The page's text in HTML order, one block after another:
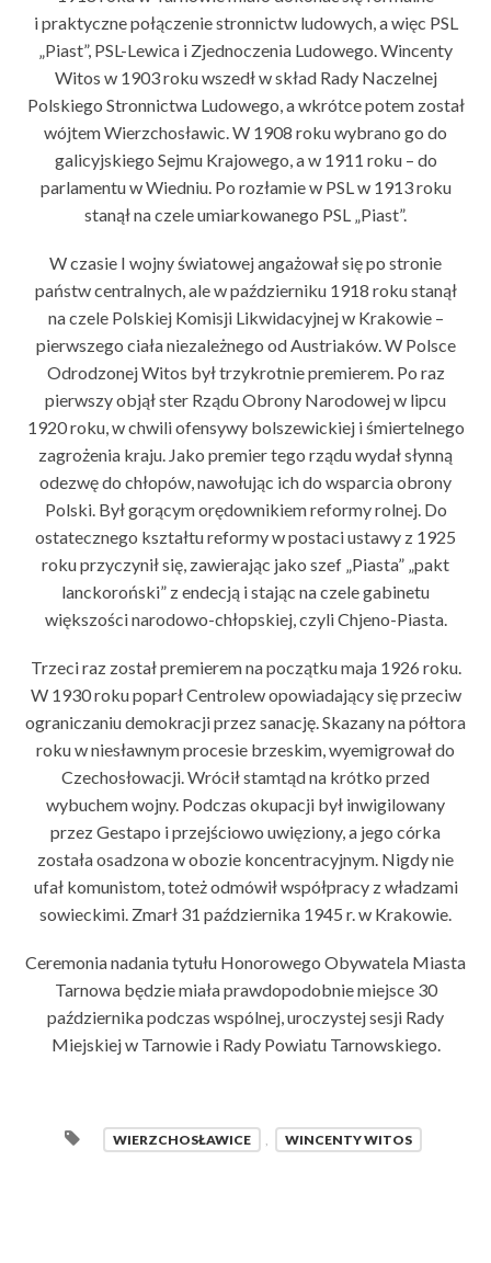
i praktyczne połączenie stronnictw ludowych, a więc PSL
„Piast”, PSL-Lewica i Zjednoczenia Ludowego. Wincenty
Witos w 1903 roku wszedł w skład Rady Naczelnej
Polskiego Stronnictwa Ludowego, a wkrótce potem został
wójtem Wierzchosławic. W 1908 roku wybrano go do
galicyjskiego Sejmu Krajowego, a w 1911 roku – do
parlamentu w Wiedniu. Po rozłamie w PSL w 1913 roku
stanął na czele umiarkowanego PSL „Piast”.
W czasie I wojny światowej angażował się po stronie
państw centralnych, ale w październiku 1918 roku stanął
na czele Polskiej Komisji Likwidacyjnej w Krakowie –
pierwszego ciała niezależnego od Austriaków. W Polsce
Odrodzonej Witos był trzykrotnie premierem. Po raz
pierwszy objął ster Rządu Obrony Narodowej w lipcu
1920 roku, w chwili ofensywy bolszewickiej i śmiertelnego
zagrożenia kraju. Jako premier tego rządu wydał słynną
odezwę do chłopów, nawołując ich do wsparcia obrony
Polski. Był gorącym orędownikiem reformy rolnej. Do
ostatecznego kształtu reformy w postaci ustawy z 1925
roku przyczynił się, zawierając jako szef „Piasta” „pakt
lanckoroński” z endecją i stając na czele gabinetu
większości narodowo-chłopskiej, czyli Chjeno-Piasta.
Trzeci raz został premierem na początku maja 1926 roku.
W 1930 roku poparł Centrolew opowiadający się przeciw
ograniczaniu demokracji przez sanację. Skazany na półtora
roku w niesławnym procesie brzeskim, wyemigrował do
Czechosłowacji. Wrócił stamtąd na krótko przed
wybuchem wojny. Podczas okupacji był inwigilowany
przez Gestapo i przejściowo uwięziony, a jego córka
została osadzona w obozie koncentracyjnym. Nigdy nie
ufał komunistom, toteż odmówił współpracy z władzami
sowieckimi. Zmarł 31 października 1945 r. w Krakowie.
Ceremonia nadania tytułu Honorowego Obywatela Miasta
Tarnowa będzie miała prawdopodobnie miejsce 30
października podczas wspólnej, uroczystej sesji Rady
Miejskiej w Tarnowie i Rady Powiatu Tarnowskiego.
WIERZCHOSŁAWICE WINCENTY WITOS